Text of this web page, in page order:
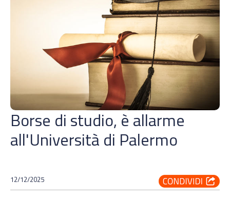
Borse di studio, è allarme
all'Università di Palermo
12/12/2025